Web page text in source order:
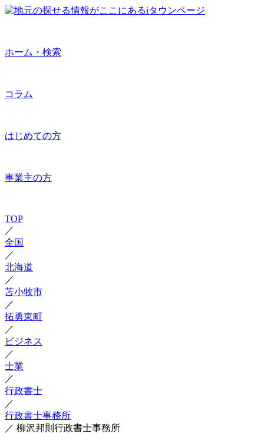
ホーム・検索
コラム
はじめての方
事業主の方
TOP
／
全国
／
北海道
／
苫小牧市
／
拓勇東町
／
ビジネス
／
士業
／
行政書士
／
行政書士事務所
／ 柳沢邦則行政書士事務所